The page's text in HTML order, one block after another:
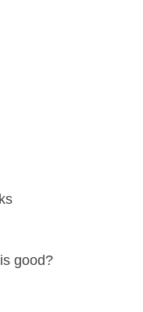
good?